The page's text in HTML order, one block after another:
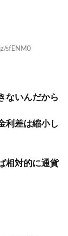
sfENM0
ないんだから
利差は縮小し
相対的に通貨